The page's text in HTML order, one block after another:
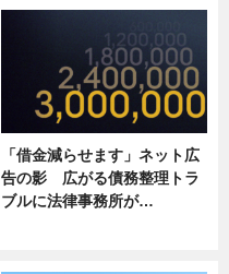
「借金減らせます」ネット広
告の影 広がる債務整理トラ
ブルに法律事務所が…